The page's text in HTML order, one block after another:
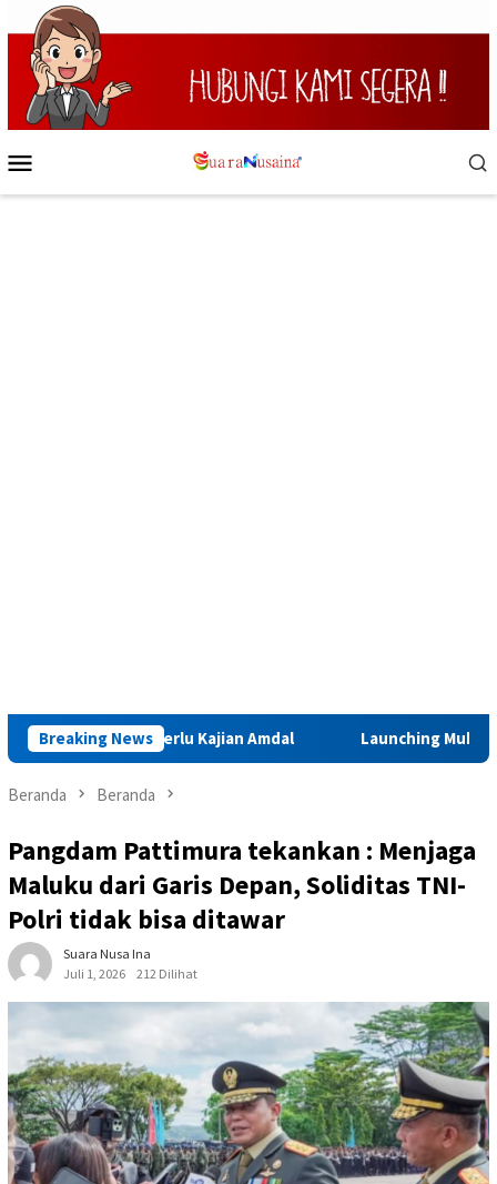
Loncat
ke
konten
Mobile
Breaking News
Iha Perlu Kajian Amdal Launching Muktamar VIII di
Beranda Beranda
Pangdam Pattimura tekankan : Menjaga
Maluku dari Garis Depan, Soliditas TNI-
Polri tidak bisa ditawar
Suara Nusa Ina
Juli 1, 2026
212 Dilihat